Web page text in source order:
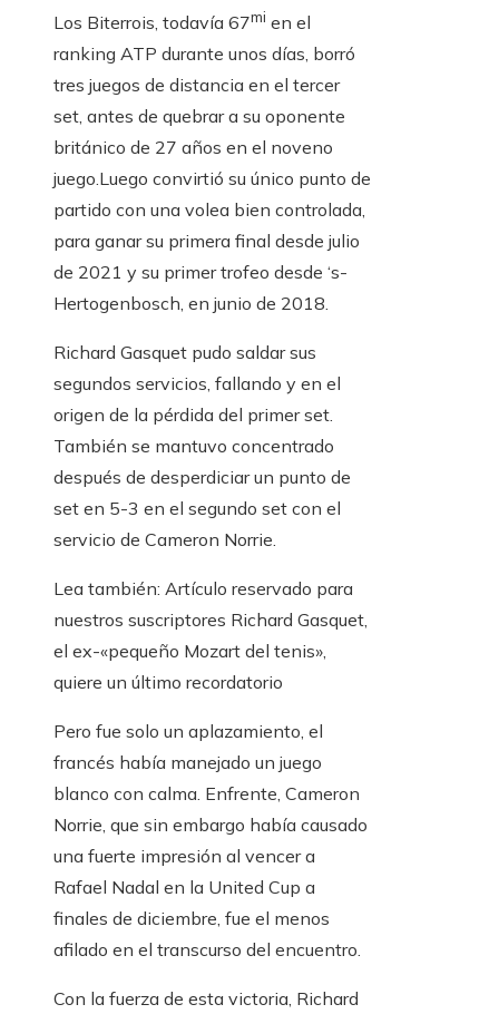
Los Biterrois, todavía 67mi en el
ranking ATP durante unos días, borró
tres juegos de distancia en el tercer
set, antes de quebrar a su oponente
británico de 27 años en el noveno
juego.Luego convirtió su único punto de
partido con una volea bien controlada,
para ganar su primera final desde julio
de 2021 y su primer trofeo desde ‘s-
Hertogenbosch, en junio de 2018.
Richard Gasquet pudo saldar sus
segundos servicios, fallando y en el
origen de la pérdida del primer set.
También se mantuvo concentrado
después de desperdiciar un punto de
set en 5-3 en el segundo set con el
servicio de Cameron Norrie.
Lea también: Artículo reservado para
nuestros suscriptores Richard Gasquet,
el ex-«pequeño Mozart del tenis»,
quiere un último recordatorio
Pero fue solo un aplazamiento, el
francés había manejado un juego
blanco con calma. Enfrente, Cameron
Norrie, que sin embargo había causado
una fuerte impresión al vencer a
Rafael Nadal en la United Cup a
finales de diciembre, fue el menos
afilado en el transcurso del encuentro.
Con la fuerza de esta victoria, Richard